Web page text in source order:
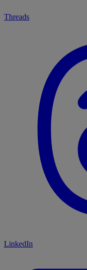
Threads
LinkedIn